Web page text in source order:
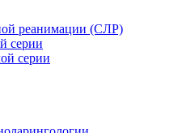
реанимации (СЛР)
серии
серии